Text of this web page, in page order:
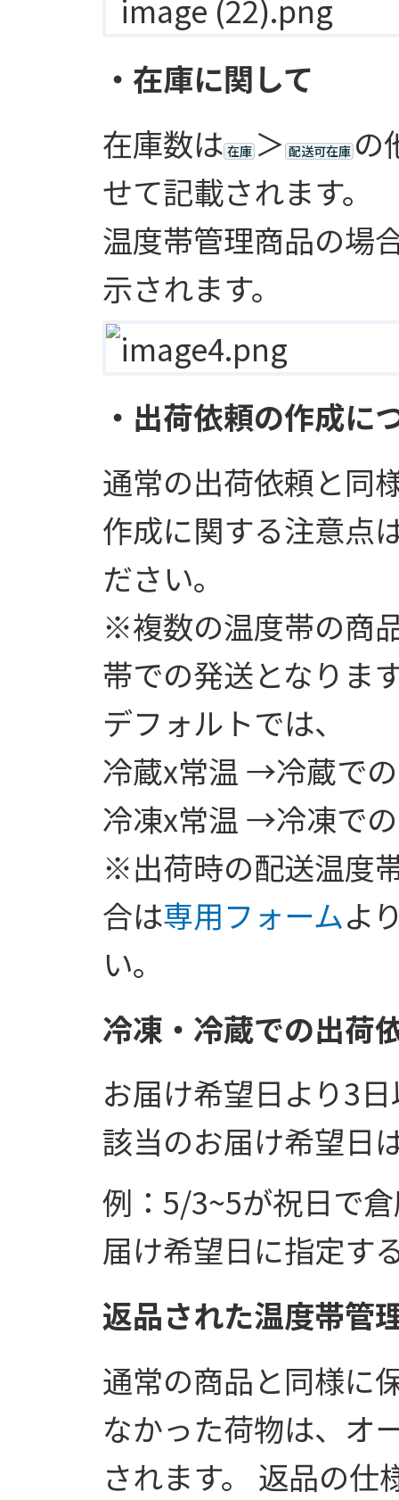
・在庫に関して
在庫数は 在庫 ＞ 配送可在庫 の
せて記載されます。
温度帯管理商品の場
示されます。
・出荷依頼の作成に
通常の出荷依頼と同
作成に関する注意点
ださい。
※複数の温度帯の商
帯での発送となりま
デフォルトでは、
冷蔵x常温 →冷蔵で
冷凍x常温 →冷凍で
※出荷時の配送温度
合は専用フォームよ
い。
冷凍・冷蔵での出荷
お届け希望日より3
該当のお届け希望日
例：5/3~5が祝日で
届け希望日に指定す
返品された温度帯管
通常の商品と同様に
なかった荷物は、オ
されます。 返品の仕